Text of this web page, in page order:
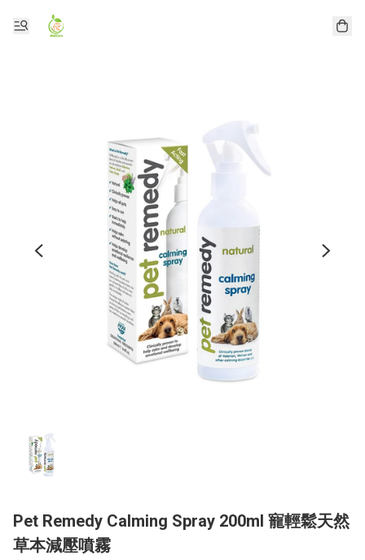
Pet Remedy Calming Spray 200ml 寵輕鬆天然
草本減壓噴霧